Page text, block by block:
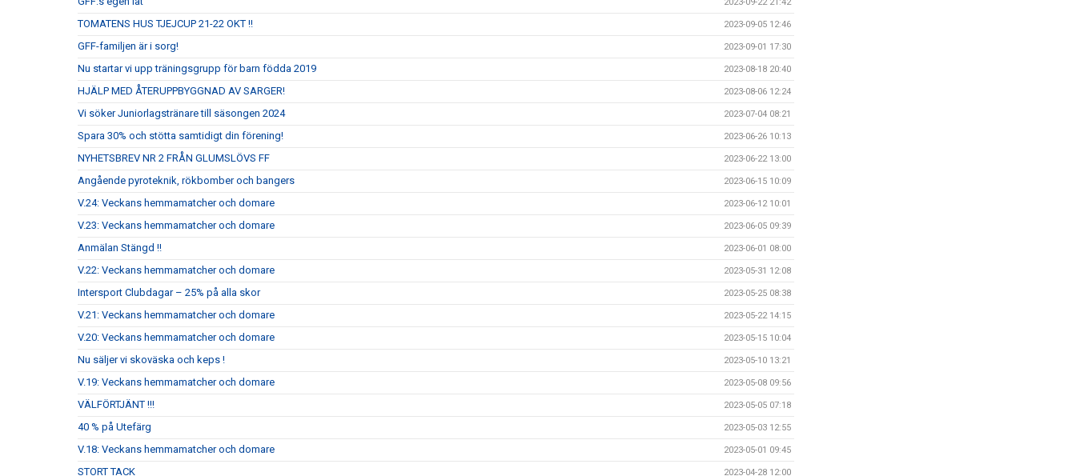
2023-09-22 21:42
TOMATENS HUS TJEJCUP 21-22 OKT !! 2023-09-05 12:46
GFF-familjen är i sorg! 2023-09-01 17:30
Nu startar vi upp träningsgrupp för barn födda 2019 2023-08-18 20:40
HJÄLP MED ÅTERUPPBYGGNAD AV SARGER! 2023-08-06 12:24
Vi söker Juniorlagstränare till säsongen 2024 2023-07-04 08:21
Spara 30% och stötta samtidigt din förening! 2023-06-26 10:13
NYHETSBREV NR 2 FRÅN GLUMSLÖVS FF 2023-06-22 13:00
Angående pyroteknik, rökbomber och bangers 2023-06-15 10:09
V.24: Veckans hemmamatcher och domare 2023-06-12 10:01
V.23: Veckans hemmamatcher och domare 2023-06-05 09:39
Anmälan Stängd !! 2023-06-01 08:00
V.22: Veckans hemmamatcher och domare 2023-05-31 12:08
Intersport Clubdagar – 25% på alla skor 2023-05-25 08:38
V.21: Veckans hemmamatcher och domare 2023-05-22 14:15
V.20: Veckans hemmamatcher och domare 2023-05-15 10:04
Nu säljer vi skoväska och keps ! 2023-05-10 13:21
V.19: Veckans hemmamatcher och domare 2023-05-08 09:56
VÄLFÖRTJÄNT !!! 2023-05-05 07:18
40 % på Utefärg 2023-05-03 12:55
V.18: Veckans hemmamatcher och domare 2023-05-01 09:45
STORT TACK 2023-04-28 12:00